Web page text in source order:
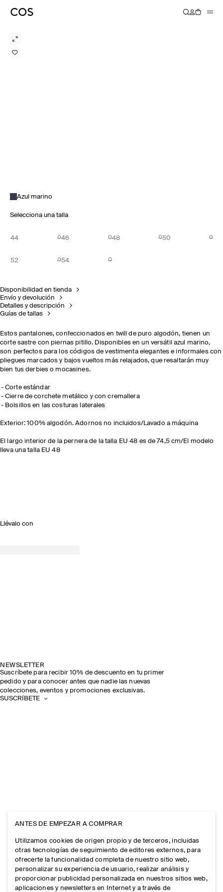
Azul marino
Selecciona una talla
44 46 48 50
52 54
Disponibilidad en tienda
Envío y devolución
Detalles y descripción
Guías de tallas
Estos pantalones, confeccionados en twill de puro algodón, tienen un
corte sastre con piernas pitillo. Disponibles en un versátil azul marino,
son perfectos para los códigos de vestimenta elegantes e informales con
pliegues marcados y bajos vueltos más relajados, que resaltarán muy
bien tus derbies o mocasines.
Corte estándar
Cierre de corchete metálico y con cremallera
Bolsillos en las costuras laterales
Exterior: 100% algodón. Adornos no incluidos/Lavado a máquina
El largo interior de la pernera de la talla EU 48 es de 74,5 cm/El modelo
lleva una talla EU 48
Llévalo con
NEWSLETTER
Suscríbete para recibir 10% de descuento en tu primer
pedido y para conocer antes que nadie las nuevas
colecciones, eventos y promociones exclusivas.
SUSCRÍBETE
ANTES DE EMPEZAR A COMPRAR
Utilizamos cookies de origen propio y de terceros, incluidas
otras tecnologías de seguimiento de editores externos, para
ofrecerte la funcionalidad completa de nuestro sitio web,
personalizar su experiencia de usuario, realizar análisis y
proporcionar publicidad personalizada en nuestros sitios web,
aplicaciones y newsletters en Internet y a través de